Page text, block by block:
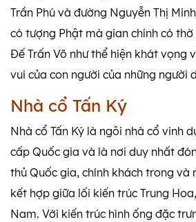
Trần Phú và đường Nguyễn Thị
có tượng Phật mà gian chính có
Đế Trấn Võ như thể hiện khát vọng
vui của con người của những người
Nhà cổ Tấn Ký
Nhà cổ Tấn Ký là ngôi nhà cổ vinh
cấp Quốc gia và là nơi duy nhất
thủ Quốc gia, chính khách trong và
kết hợp giữa lối kiến trúc Trung
Nam. Với kiến trúc hình ống đặc